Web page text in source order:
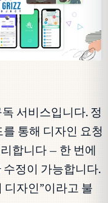
서비스입니다. 정
통해 디자인 요청
합니다 — 한 번에
정이 가능합니다.
디자인”이라고 불